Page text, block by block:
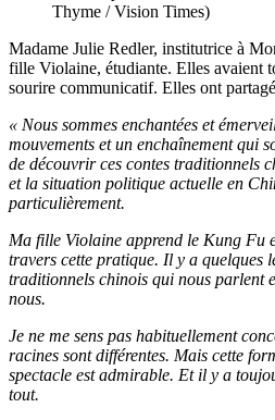
Thyme / Vision Times)
Madame Julie Redler, institutrice à
fille Violaine, étudiante. Elles avaient
sourire communicatif. Elles ont
« Nous sommes enchantées et
mouvements et un enchaînement qui
de découvrir ces contes traditionnels
et la situation politique actuelle en
particulièrement.
Ma fille Violaine apprend le Kung Fu
travers cette pratique. Il y a quelques
traditionnels chinois qui nous parlent
nous.
Je ne me sens pas habituellement
racines sont différentes. Mais cette
spectacle est admirable. Et il y a
tout.